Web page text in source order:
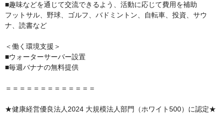
■趣味などを通じて交流できるよう、活動に応じて費用を補助
フットサル、野球、ゴルフ、バドミントン、自転車、投資、サウ
ナ、読書など
＜働く環境支援＞
■ウォーターサーバー設置
■毎週バナナの無料提供
＝＝＝＝＝＝＝＝＝＝＝＝＝
★健康経営優良法人2024 大規模法人部門（ホワイト500）に認定★